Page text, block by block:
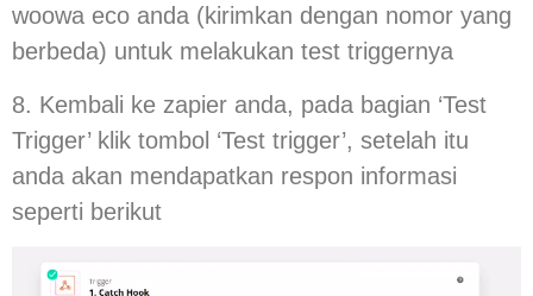
woowa eco anda (kirimkan dengan nomor yang
berbeda) untuk melakukan test triggernya
8. Kembali ke zapier anda, pada bagian ‘Test
Trigger’ klik tombol ‘Test trigger’, setelah itu
anda akan mendapatkan respon informasi
seperti berikut